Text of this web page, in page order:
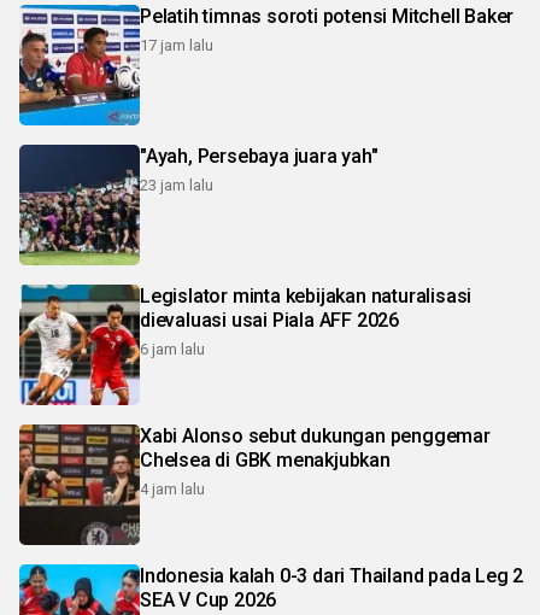
Pelatih timnas soroti potensi Mitchell Baker
17 jam lalu
"Ayah, Persebaya juara yah"
23 jam lalu
Legislator minta kebijakan naturalisasi
dievaluasi usai Piala AFF 2026
6 jam lalu
Xabi Alonso sebut dukungan penggemar
Chelsea di GBK menakjubkan
4 jam lalu
Indonesia kalah 0-3 dari Thailand pada Leg 2
SEA V Cup 2026